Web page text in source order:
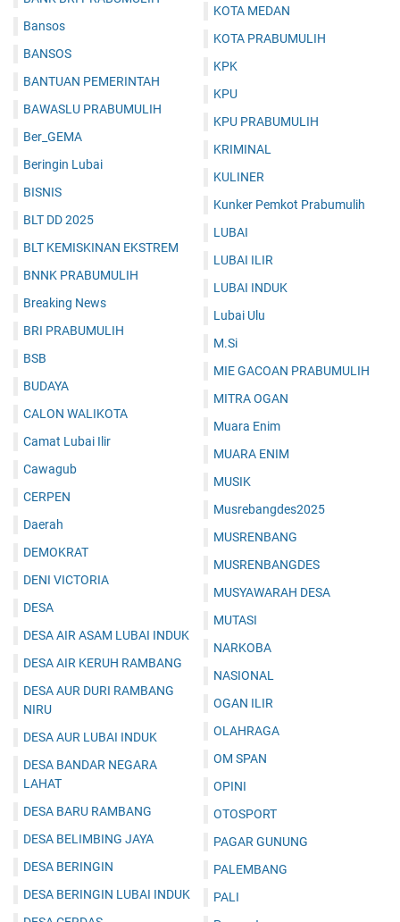
Bansos
BANSOS
BANTUAN PEMERINTAH
BAWASLU PRABUMULIH
Ber_GEMA
Beringin Lubai
BISNIS
BLT DD 2025
BLT KEMISKINAN EKSTREM
BNNK PRABUMULIH
Breaking News
BRI PRABUMULIH
BSB
BUDAYA
CALON WALIKOTA
Camat Lubai Ilir
Cawagub
CERPEN
Daerah
DEMOKRAT
DENI VICTORIA
DESA
DESA AIR ASAM LUBAI INDUK
DESA AIR KERUH RAMBANG
DESA AUR DURI RAMBANG
NIRU
DESA AUR LUBAI INDUK
DESA BANDAR NEGARA
LAHAT
DESA BARU RAMBANG
DESA BELIMBING JAYA
DESA BERINGIN
DESA BERINGIN LUBAI INDUK
KOTA MEDAN
KOTA PRABUMULIH
KPK
KPU
KPU PRABUMULIH
KRIMINAL
KULINER
Kunker Pemkot Prabumulih
LUBAI
LUBAI ILIR
LUBAI INDUK
Lubai Ulu
M.Si
MIE GACOAN PRABUMULIH
MITRA OGAN
Muara Enim
MUARA ENIM
MUSIK
Musrebangdes2025
MUSRENBANG
MUSRENBANGDES
MUSYAWARAH DESA
MUTASI
NARKOBA
NASIONAL
OGAN ILIR
OLAHRAGA
OM SPAN
OPINI
OTOSPORT
PAGAR GUNUNG
PALEMBANG
PALI